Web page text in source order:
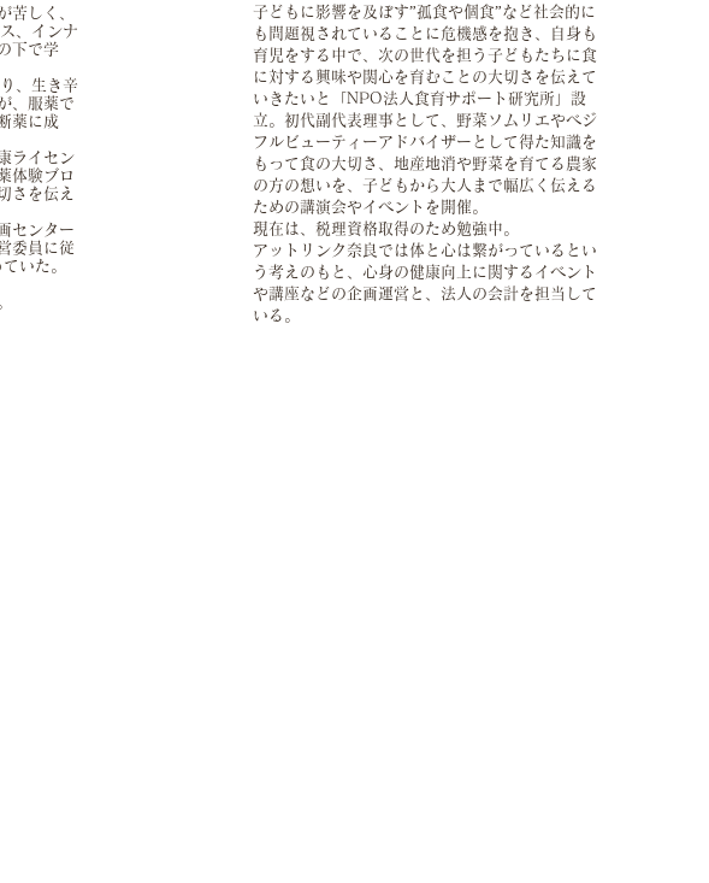
苦しく、
、インナ
下で学
、生き辛
、服薬で
薬に成
ライセン
体験ブロ
さを伝え
センター
委員に従
いた。
子どもに影響を及ぼす”孤食や個食”など社会的に
も問題視されていることに危機感を抱き、自身も
育児をする中で、次の世代を担う子どもたちに食
に対する興味や関心を育むことの大切さを伝えて
いきたいと「NPO法人食育サポート研究所」設
立。初代副代表理事として、野菜ソムリエやベジ
フルビューティーアドバイザーとして得た知識を
もって食の大切さ、地産地消や野菜を育てる農家
の方の想いを、子どもから 大人 まで幅広く伝える
ための講演会やイベントを開催。
​現在は、税理資格取得のため勉強中。
アットリンク奈良では体と心は繋がっているとい
う考えのもと、心身の健康向上に関するイベント
や講座などの企画運営と、法人の会計を担当して
いる。